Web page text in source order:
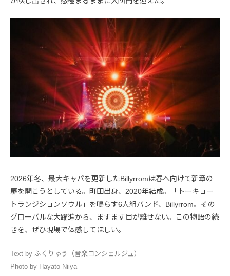
2026年冬、最大キャパを更新したBillyrromは春へ向けて新章の
扉を開こうとしている。町田出身、2020年結成。「トーキョー
トランジションソウル」を鳴らす6人組バンド、Billyrrom。その
グローバルな大躍進から、ますます目が離せない。この物語の続
きを、ぜひ現場で体感してほしい。
Text by ふくりゅう（音楽コンシェルジュ）
Photo by Hayato Niiya